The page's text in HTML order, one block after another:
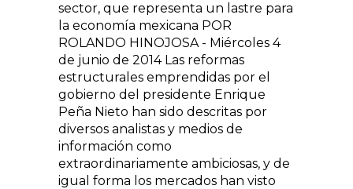
sector, que representa un lastre para
la economía mexicana POR
ROLANDO HINOJOSA - Miércoles 4
de junio de 2014 Las reformas
estructurales emprendidas por el
gobierno del presidente Enrique
Peña Nieto han sido descritas por
diversos analistas y medios de
información como
extraordinariamente ambiciosas, y de
igual forma los mercados han visto